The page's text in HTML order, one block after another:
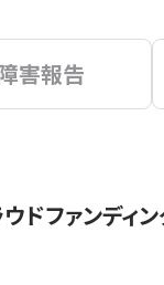
害報告
ドファンディ